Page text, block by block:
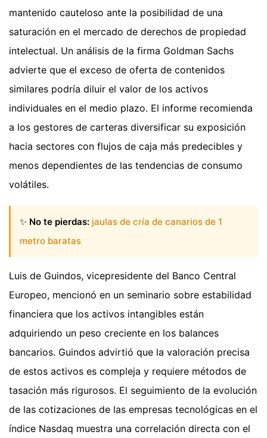
mantenido cauteloso ante la posibilidad de una
saturación en el mercado de derechos de propiedad
intelectual. Un análisis de la firma Goldman Sachs
advierte que el exceso de oferta de contenidos
similares podría diluir el valor de los activos
individuales en el medio plazo. El informe recomienda
a los gestores de carteras diversificar su exposición
hacia sectores con flujos de caja más predecibles y
menos dependientes de las tendencias de consumo
volátiles.
✨ No te pierdas: jaulas de cría de canarios de 1
metro baratas
Luis de Guindos, vicepresidente del Banco Central
Europeo, mencionó en un seminario sobre estabilidad
financiera que los activos intangibles están
adquiriendo un peso creciente en los balances
bancarios. Guindos advirtió que la valoración precisa
de estos activos es compleja y requiere métodos de
tasación más rigurosos. El seguimiento de la evolución
de las cotizaciones de las empresas tecnológicas en el
índice Nasdaq muestra una correlación directa con el